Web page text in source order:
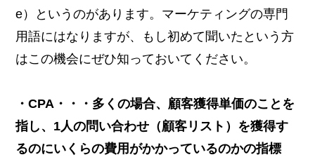
e）というのがあります。マーケティングの専門
用語にはなりますが、もし初めて聞いたという方
はこの機会にぜひ知っておいてください。
・CPA・・・多くの場合、顧客獲得単価のことを
指し、1人の問い合わせ（顧客リスト）を獲得す
るのにいくらの費用がかかっているのかの指標